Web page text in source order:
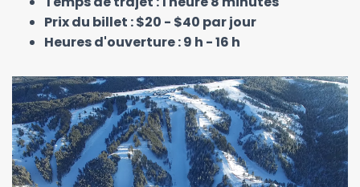
Prix du billet : $20 - $40 par jour
Heures d'ouverture : 9 h - 16 h